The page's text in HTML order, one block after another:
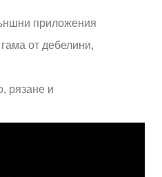
приложения
от дебелини,
рязане и